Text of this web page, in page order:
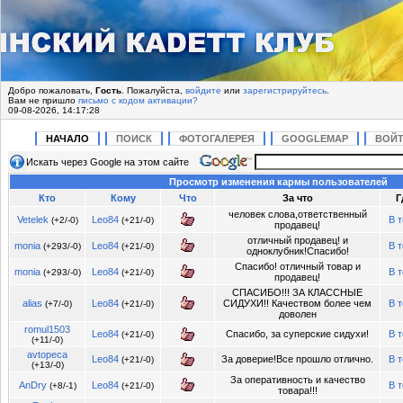
Добро пожаловать, Гость . Пожалуйста, войдите или зарегистрируйтесь
Вам не пришло письмо с кодом активации?
09-08-2026, 14:17:28
НАЧАЛО ПОИСК ФОТОГАЛЕРЕЯ GOOGLEMAP
Искать через Google на этом сайте
Просмотр изменения кармы пользователей
Кто
Кому Что За что
Vetelek (+2/-0) Leo84 (+21/-0)
человек слова,ответственный
продавец!
В
monia (+293/-0) Leo84 (+21/-0)
отличный продавец! и
одноклубник!Спасибо!
В
monia (+293/-0) Leo84 (+21/-0)
Спасибо! отличный товар и
продавец!
В
alias (+7/-0) Leo84 (+21/-0)
СПАСИБО!!! ЗА КЛАССНЫЕ
СИДУХИ!! Качеством более чем
доволен
В
romul1503
(+11/-0)
Leo84 (+21/-0) Спасибо, за суперские сидухи!
В
avtopeca
(+13/-0)
Leo84 (+21/-0) За доверие!Все прошло отлично. В
AnDry (+8/-1) Leo84 (+21/-0)
За оперативность и качество
товара!!!
В